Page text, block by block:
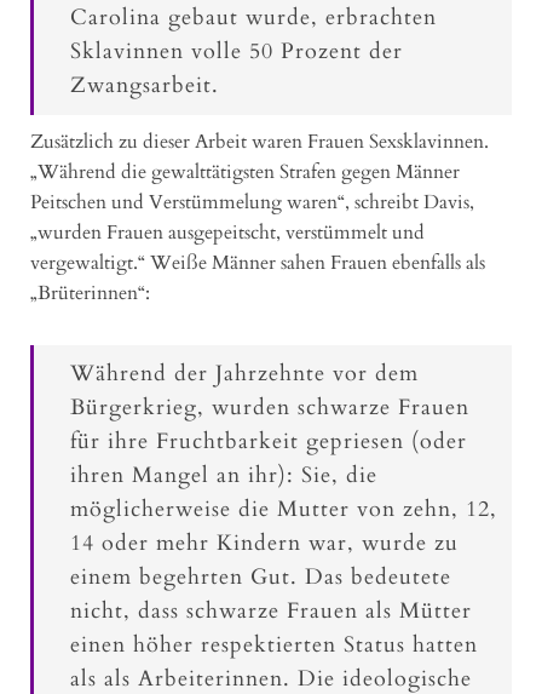
Carolina gebaut wurde, erbrachten
Sklavinnen volle 50 Prozent der
Zwangsarbeit.
Zusätzlich zu dieser Arbeit waren Frauen Sexsklavinnen.
„Während die gewalttätigsten Strafen gegen Männer
Peitschen und Verstümmelung waren“, schreibt Davis,
„wurden Frauen ausgepeitscht, verstümmelt und
vergewaltigt.“ Weiße Männer sahen Frauen ebenfalls als
„Brüterinnen“:
Während der Jahrzehnte vor dem
Bürgerkrieg, wurden schwarze Frauen
für ihre Fruchtbarkeit gepriesen (oder
ihren Mangel an ihr): Sie, die
möglicherweise die Mutter von zehn, 12,
14 oder mehr Kindern war, wurde zu
einem begehrten Gut. Das bedeutete
nicht, dass schwarze Frauen als Mütter
einen höher respektierten Status hatten
als als Arbeiterinnen. Die ideologische